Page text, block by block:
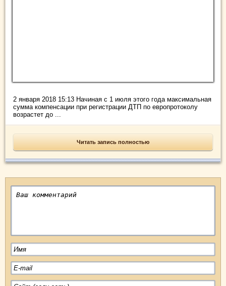
2 января 2018 15:13 Начиная с 1 июля этого года максимальная
сумма компенсации при регистрации ДТП по европротоколу
возрастет до ...
Читать запись полностью